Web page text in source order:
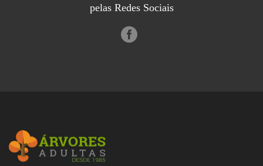
pelas Redes Sociais